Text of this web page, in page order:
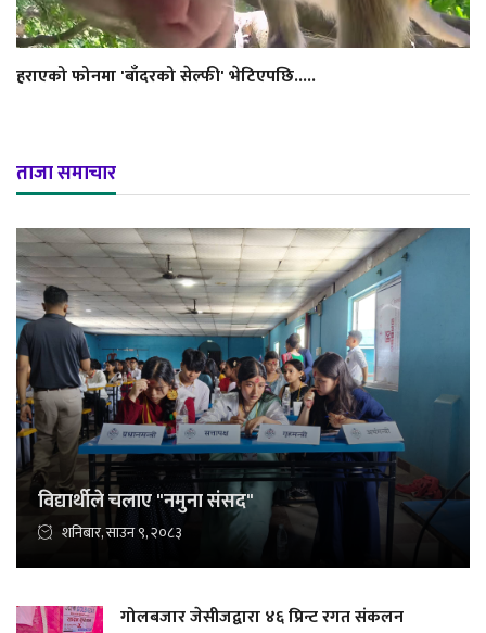
हराएको फोनमा 'बाँदरको सेल्फी' भेटिएपछि.....
ताजा समाचार
विद्यार्थीले चलाए "नमुना संसद"
शनिबार, साउन ९, २०८३
गोलबजार जेसीजद्वारा ४६ प्रिन्ट रगत संकलन